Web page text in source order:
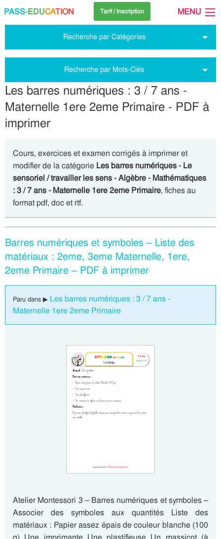
PASS-EDUCATION Tarif / Inscription MENU
Recherche par Catégories
Recherche par Mots-Clés
Les barres numériques : 3 / 7 ans -
Maternelle 1ere 2eme Primaire - PDF à
imprimer
Cours, exercices et examen corrigés à imprimer et
modifier de la catégorie Les barres numériques - Le
sensoriel / travailler les sens - Algèbre - Mathématiques
: 3 / 7 ans - Maternelle 1ere 2eme Primaire, fiches au
format pdf, doc et rtf.
Barres numériques et symboles – Liste des
matériaux : 2eme, 3eme Maternelle, 1ere,
2eme Primaire – PDF à imprimer
Paru dans ▶ Les barres numériques : 3 / 7 ans -
Maternelle 1ere 2eme Primaire
Atelier Montessori 3 – Barres numériques et symboles –
Associer des symboles aux quantités Liste des
matériaux : Papier assez épais de couleur blanche (100